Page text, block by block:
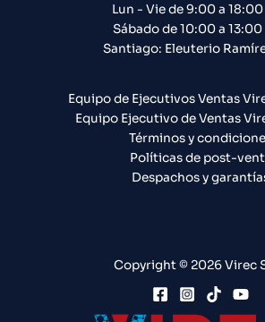
Lun - Vie de 9:00 a
Sábado de 10:00 a 13:00
Santiago: Eleuterio
Equipo de Ejecutivos Ventas
Equipo Ejecutivo de Ventas
Términos y
Políticas de post-
Despachos y
Copyright © 2026 Virec